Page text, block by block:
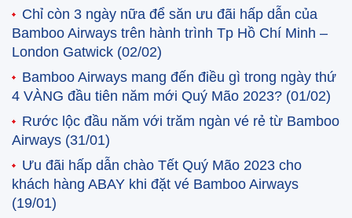
Chỉ còn 3 ngày nữa để săn ưu đãi hấp dẫn của
Bamboo Airways trên hành trình Tp Hồ Chí Minh –
London Gatwick (02/02)
Bamboo Airways mang đến điều gì trong ngày thứ
4 VÀNG đầu tiên năm mới Quý Mão 2023? (01/02)
Rước lộc đầu năm với trăm ngàn vé rẻ từ Bamboo
Airways (31/01)
Ưu đãi hấp dẫn chào Tết Quý Mão 2023 cho
khách hàng ABAY khi đặt vé Bamboo Airways
(19/01)